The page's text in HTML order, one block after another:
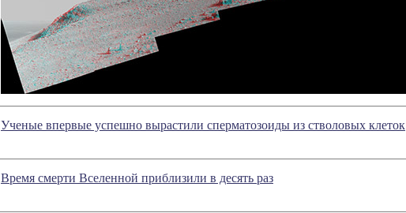
Ученые впервые успешно вырастили сперматозоиды из стволовых клеток
Время смерти Вселенной приблизили в десять раз